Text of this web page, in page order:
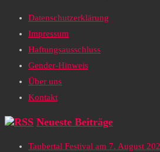
Datenschutzerklärung
Impressum
Haftungsausschluss
Gender-Hinweis
Über uns
Kontakt
Neueste Beiträge
Taubertal Festival am 7. August